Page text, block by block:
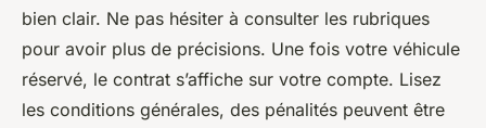
bien clair. Ne pas hésiter à consulter les rubriques
pour avoir plus de précisions. Une fois votre véhicule
réservé, le contrat s’affiche sur votre compte. Lisez
les conditions générales, des pénalités peuvent être